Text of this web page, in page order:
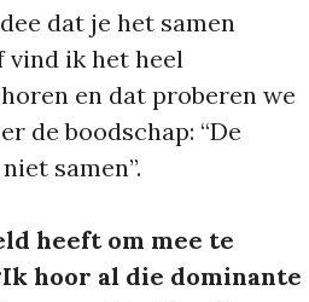
dat je het samen
vind ik het heel
en dat proberen we
de boodschap: “De
samen”.
heeft om mee te
hoor al die dominante